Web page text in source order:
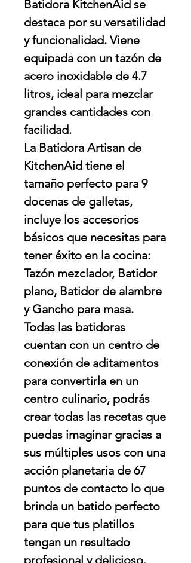
Batidora KitchenAid se
destaca por su versatilidad
y funcionalidad. Viene
equipada con un tazón de
acero inoxidable de 4.7
litros, ideal para mezclar
grandes cantidades con
facilidad.
La Batidora Artisan de
KitchenAid tiene el
tamaño perfecto para 9
docenas de galletas,
incluye los accesorios
básicos que necesitas para
tener éxito en la cocina:
Tazón mezclador, Batidor
plano, Batidor de alambre
y Gancho para masa.
Todas las batidoras
cuentan con un centro de
conexión de aditamentos
para convertirla en un
centro culinario, podrás
crear todas las recetas que
puedas imaginar gracias a
sus múltiples usos con una
acción planetaria de 67
puntos de contacto lo que
brinda un batido perfecto
para que tus platillos
tengan un resultado